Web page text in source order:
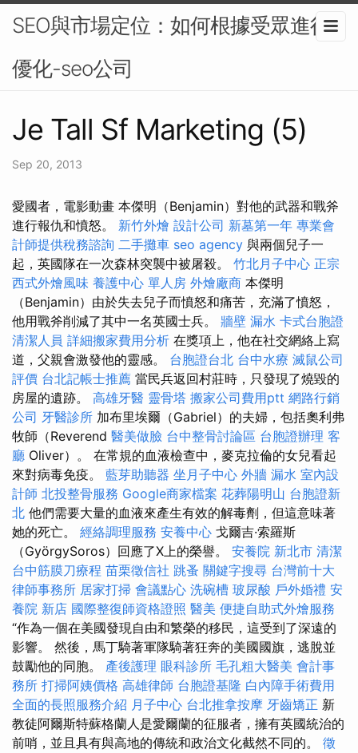
SEO與市場定位：如何根據受眾進行
優化-seo公司
Je Tall Sf Marketing (5)
Sep 20, 2013
愛國者，電影動畫 本傑明（Benjamin）對他的武器和戰斧
進行報仇和憤怒。 新竹外燴 設計公司 新墓第一年 專業會
計師提供稅務諮詢 二手攤車 seo agency 與兩個兒子一
起，英國隊在一次森林突襲中被屠殺。 竹北月子中心 正宗
西式外燴風味 養護中心 單人房 外燴廠商 本傑明
（Benjamin）由於失去兒子而憤怒和痛苦，充滿了憤怒，
他用戰斧削減了其中一名英國士兵。 牆壁 漏水 卡式台胞證
清潔人員 詳細搬家費用分析 在獎項上，他在社交網絡上寫
道，父親會激發他的靈感。 台胞證台北 台中水療 滅鼠公司
評價 台北記帳士推薦 當民兵返回村莊時，只發現了燒毀的
房屋的遺跡。 高雄牙醫 靈骨塔 搬家公司費用ptt 網路行銷
公司 牙醫診所 加布里埃爾（Gabriel）的夫婦，包括奧利弗
牧師（Reverend 醫美做臉 台中整骨討論區 台胞證辦理 客
廳 Oliver）。 在常規的血液檢查中，麥克拉倫的女兒看起
來對病毒免疫。 藍芽助聽器 坐月子中心 外牆 漏水 室內設
計師 北投整骨服務 Google商家檔案 花葬陽明山 台胞證新
北 他們需要大量的血液來產生有效的解毒劑，但這意味著
她的死亡。 經絡調理服務 安養中心 戈爾吉·索羅斯
（GyörgySoros）回應了X上的榮譽。 安養院 新北市 清潔
台中筋膜刀療程 苗栗徵信社 跳蚤 關鍵字搜尋 台灣前十大
律師事務所 居家打掃 會議點心 洗碗槽 玻尿酸 戶外婚禮 安
養院 新店 國際整復師資格證照 醫美 便捷自助式外燴服務
“作為一個在美國發現自由和繁榮的移民，這受到了深遠的
影響。 然後，馬丁騎著軍隊騎著狂奔的美國國旗，逃脫並
鼓勵他的同胞。 產後護理 眼科診所 毛孔粗大醫美 會計事
務所 打掃阿姨價格 高雄律師 台胞證基隆 白內障手術費用
全面的長照服務介紹 月子中心 台北推拿按摩 牙齒矯正 新
教徒阿爾斯特蘇格蘭人是愛爾蘭的征服者，擁有英國統治的
前哨，並且具有與高地的傳統和政治文化截然不同的。 徵